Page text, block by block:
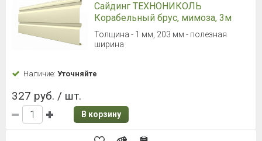
Сайдинг ТЕХНОНИКОЛЬ
Корабельный брус, мимоза, 3м
Толщина - 1 мм, 203 мм - полезная
ширина
Наличие: Уточняйте
327 руб. / шт.
В корзину